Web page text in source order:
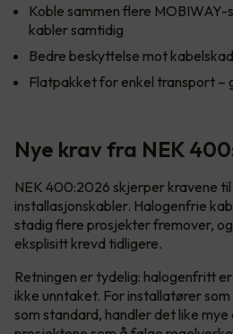
Koble sammen flere
kabler samtidig
Bedre beskyttelse mot
Flatpakket for enkel transport –
Nye krav fra NEK
NEK 400:2026 skjerper kravene
installasjonskabler. Halogenfrie
stadig flere prosjekter fremover,
eksplisitt krevd tidligere.
Retningen er tydelig: halogenfritt
ikke unntaket. For installatører
som standard, handler det like